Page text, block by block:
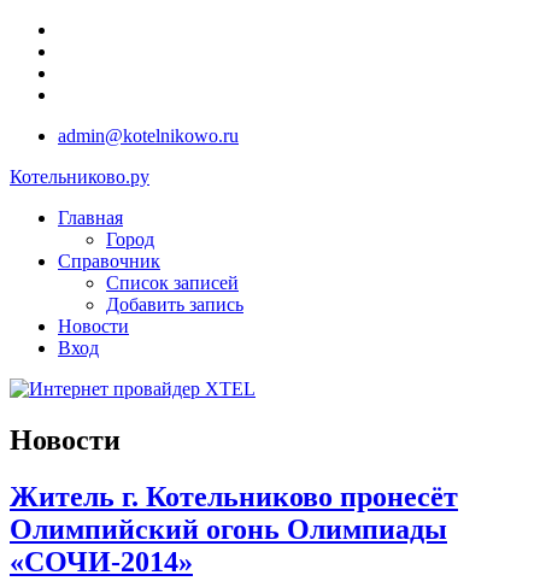
admin@kotelnikowo.ru
Котельниково.ру
Главная
Город
Справочник
Список записей
Добавить запись
Новости
Вход
Новости
Житель г. Котельниково пронесёт
Олимпийский огонь Олимпиады
«СОЧИ-2014»